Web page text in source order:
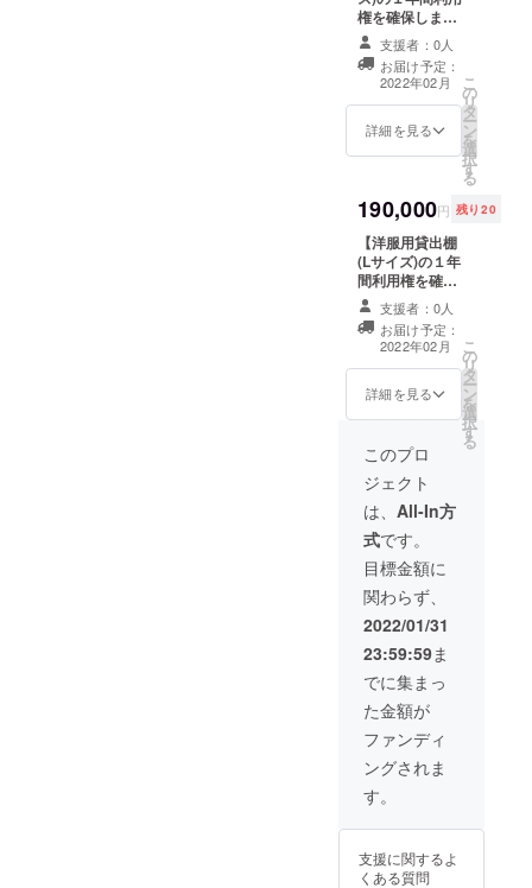
年３月以降は月
額４，４００円
（税込）がかか
ります
３年２月） 【注
意事項】 ・販売
スペースは縦４
０㎝×幅４０㎝✕
奥行４０cm（現
の変動有） ・２
０２３年３月以
がかかります
権を確保しま
す！】 ※Bプラン
(販売手数料
25％)適用。詳し
くは本文中の『●
共有ルール・ご
利用方法』を参
お名前をWEBサ
イトに記載 ※掲
載期間はお店の
開店より1年間 ※
支援時、必ず備
考欄にご希望の
お名前をご記入
ください ■貸出
棚利用権（２０
０２３年２月）
【注意事項】 ・
縦１２０㎝×幅４
cm（現在設計
中、若干の変動
有） ・２０２３
年３月以降は月
額１３，２００
円（税込）がか
かります
支援者：0人
お届け予定：
2022年02月
詳細を見る
こ
の
リ
タ
ー
ン
を
選
択
す
る
190,000円 残り20
【洋服用貸出棚
(Lサイズ)の１年
間利用権を確保
します！】 ■お
礼のメール ■サ
ポーターとして
お名前をWEBサ
イトに記載 ※掲
載期間はお店の
考欄にご希望の
お名前をご記入
ください ■貸出
棚利用権（２０
２２年２月～２
０２３年２月）
【注意事項】 ・
販売スペースは
縦１２０㎝×幅４
０㎝✕奥行４２
中、若干の変動
有） ・２０２３
年３月以降は月
額１９，８００
円（税込）がか
かります
支援者：0人
お届け予定：
2022年02月
詳細を見る
こ
の
リ
タ
ー
ン
を
選
択
す
る
このプロ
ジェクト
は、 All-In方
式です。
目標金額に
関わらず、
2022/01/31
23:59:59ま
でに集まっ
た金額が
ファンディ
ングされま
す。
支援に関するよ
くある質問